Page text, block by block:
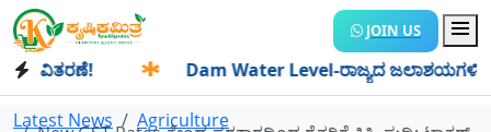
JOIN US
Dam Water Level-ರಾಜ್ಯದ ಜಲಾಶಯಗಳಿಗೆ ಒಂದೇ
Latest News Agriculture